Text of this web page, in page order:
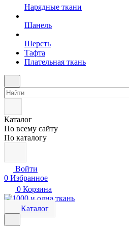
Нарядные ткани
Шанель
Шерсть
Тафта
Плательная ткань
Каталог
По всему сайту
По каталогу
Войти
0 Избранное
0 Корзина
Каталог